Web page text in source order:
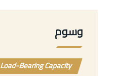
وسوم
Load-Bearing Capacity